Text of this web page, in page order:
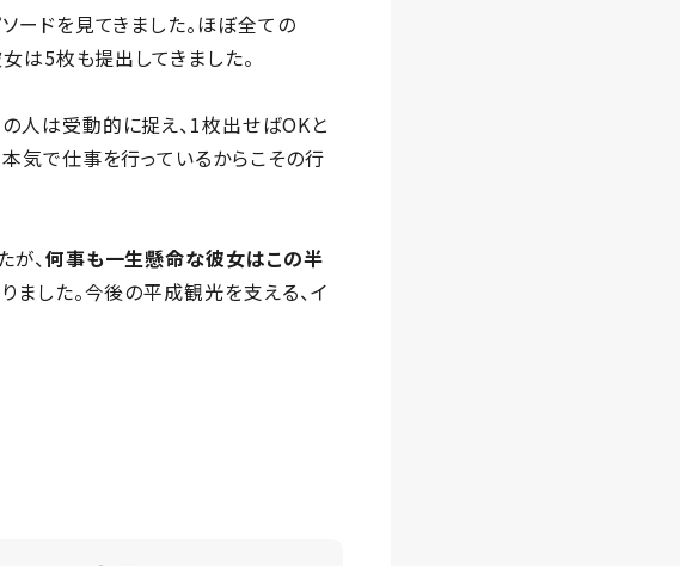
ードを見てきました。ほぼ全ての
は5枚も提出してきました。
人は受動的に捉え、1枚出せばOKと
気で仕事を行っているからこその行
、何事も一生懸命な彼女はこの半
ました。今後の平成観光を支える、イ